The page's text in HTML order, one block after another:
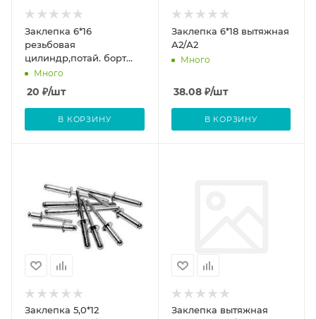
Заклепка 6*16
резьбовая
цилиндр,потай. борт
АРТ1023 А2
Много
20 ₽/шт
В КОРЗИНУ
Заклепка 6*18 вытяжная
А2/А2
Много
38.08₽/шт
В КОРЗИНУ
Заклепка 5,0*12
Заклепка вытяжная